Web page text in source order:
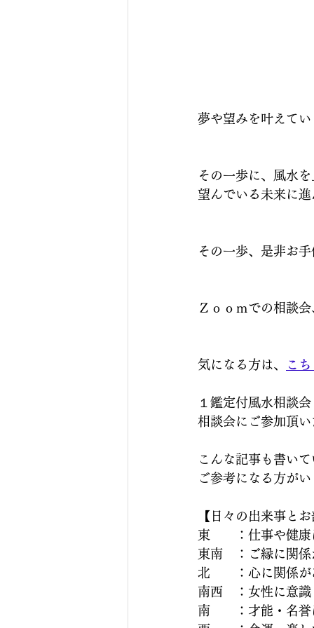
夢や望みを叶えて
その一歩に、風水
望んでいる未来に
その一歩、是非お
Ｚｏｏｍでの相談
気になる方は、 こ
１鑑定付風水相談
相談会にご参加頂
こんな記事も書い
ご参考になる方が
【日々の出来事と
東　　：仕事や健
東南　：ご縁に関
北　　：心に関係
南西　：女性に意
南　　：才能・名